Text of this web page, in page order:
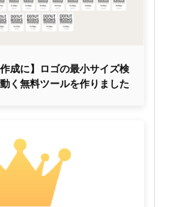
成に】ロゴの最小サイズ検
く無料ツールを作りました